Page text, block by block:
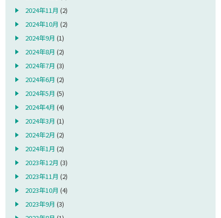
2024年11月 (2)
2024年10月 (2)
2024年9月 (1)
2024年8月 (2)
2024年7月 (3)
2024年6月 (2)
2024年5月 (5)
2024年4月 (4)
2024年3月 (1)
2024年2月 (2)
2024年1月 (2)
2023年12月 (3)
2023年11月 (2)
2023年10月 (4)
2023年9月 (3)